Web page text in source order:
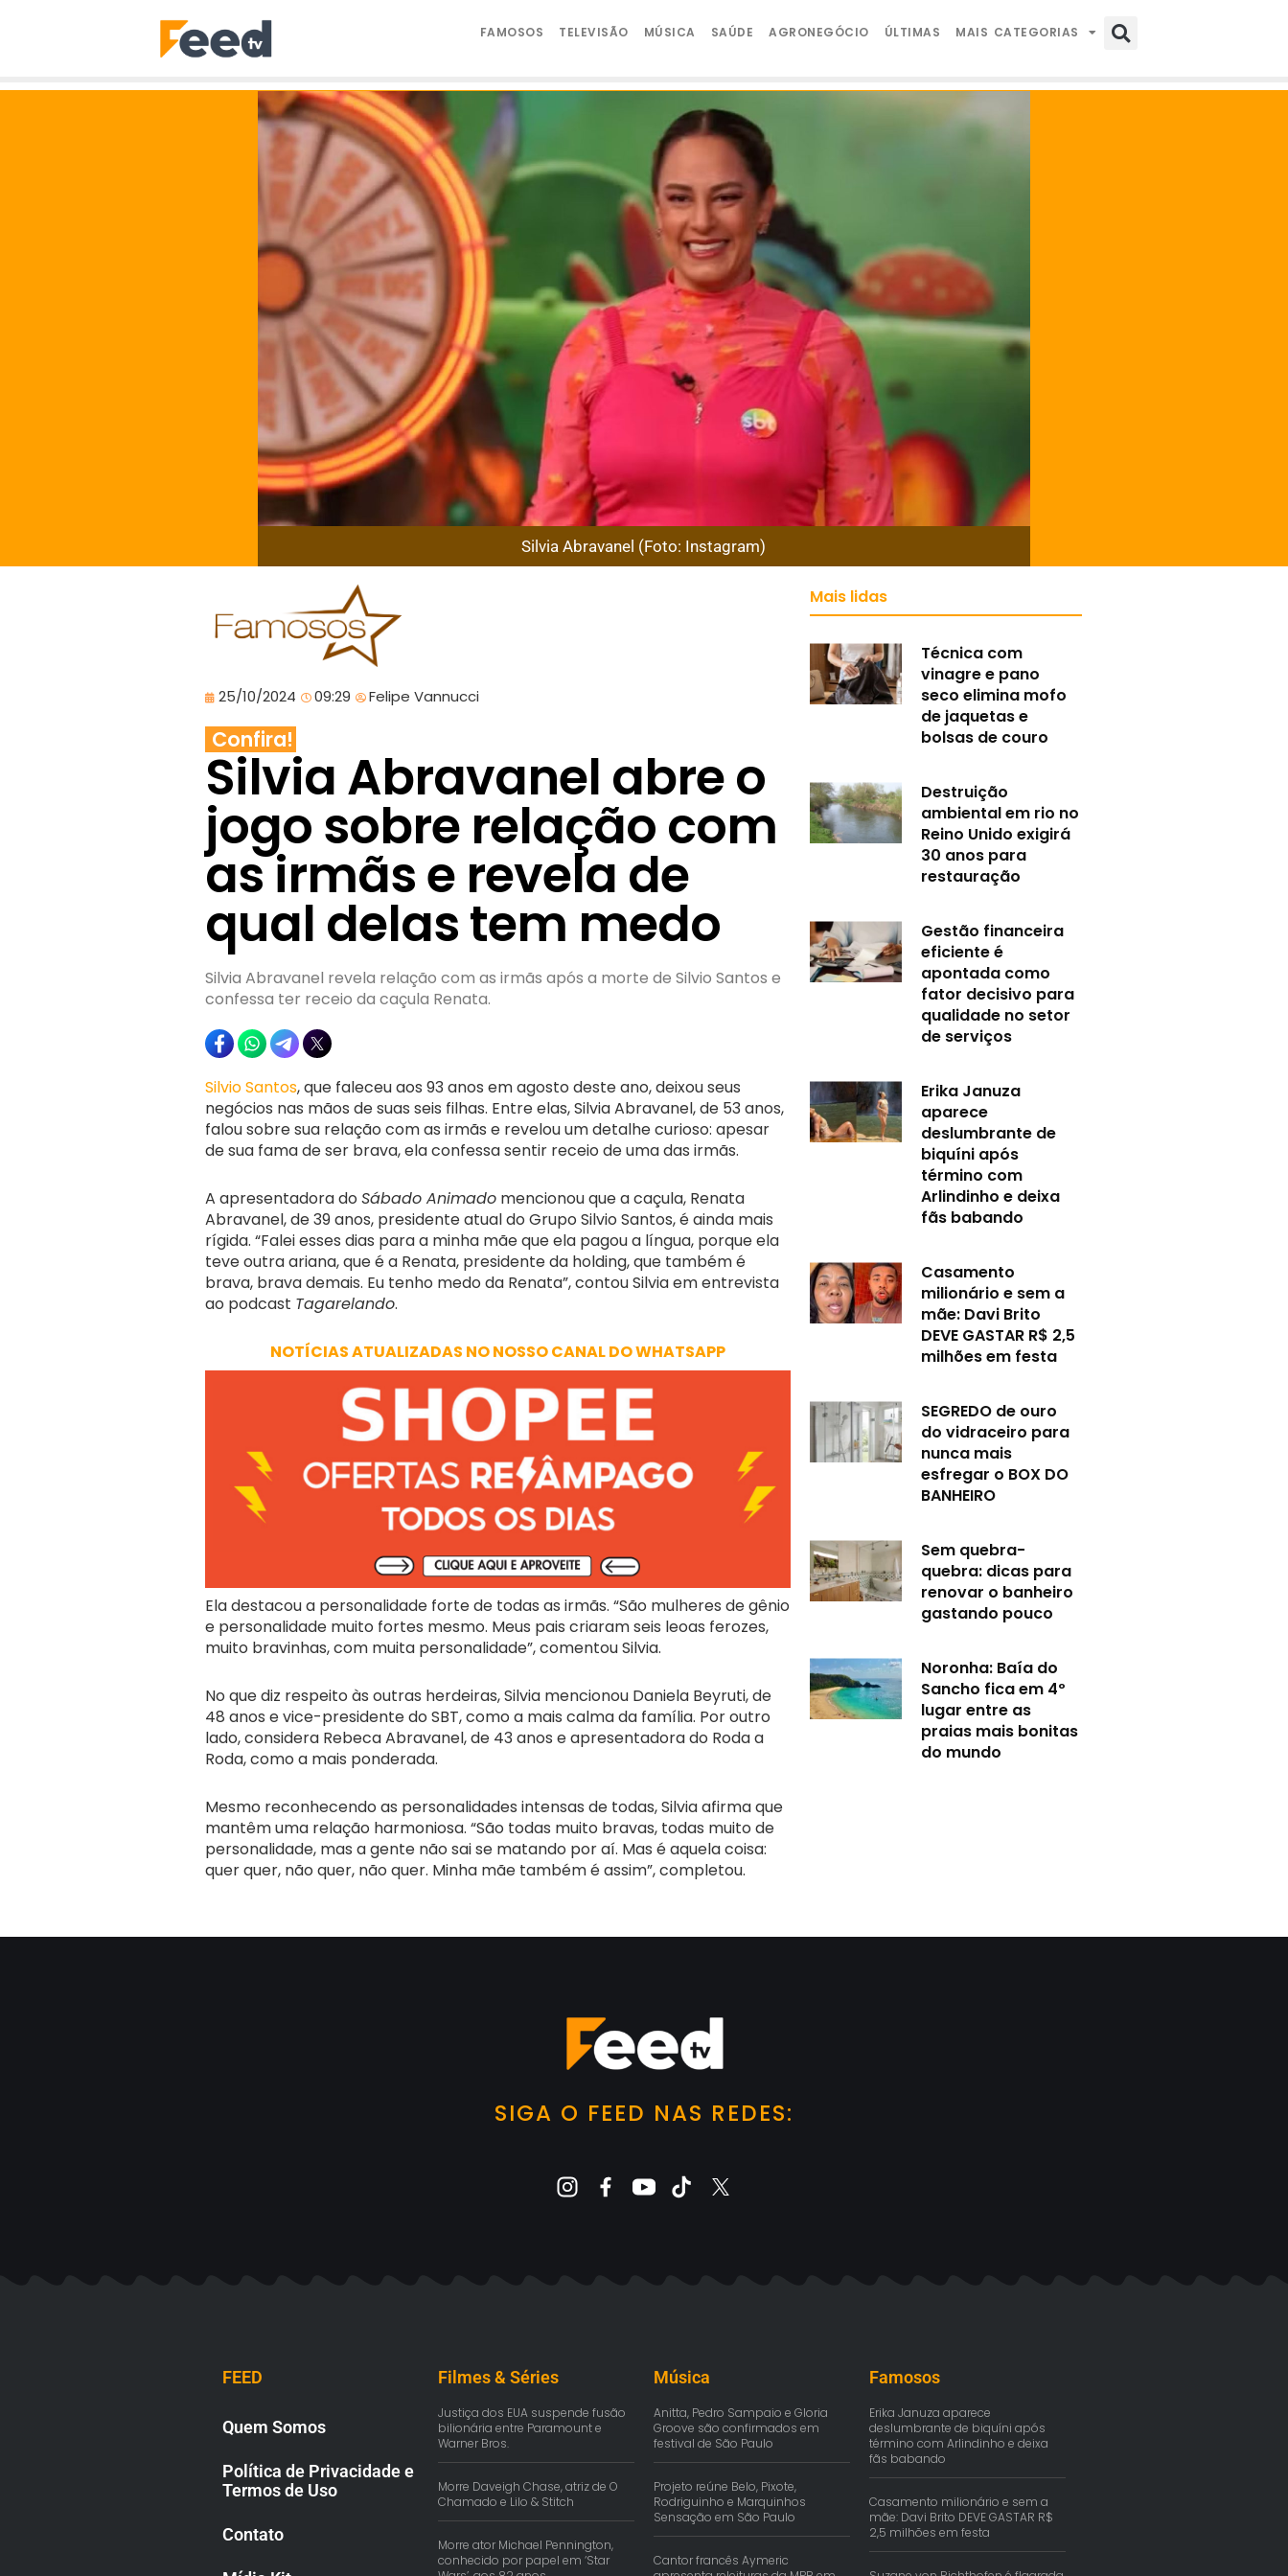
FAMOSOS TELEVISÃO MÚSICA SAÚDE AGRONEGÓCIO ÚLTIMAS MAIS CATEGORIAS
Silvia Abravanel (Foto: Instagram)
25/10/2024 09:29 Felipe Vannucci
Confira!
Silvia Abravanel abre o
jogo sobre relação com
as irmãs e revela de
qual delas tem medo
Silvia Abravanel revela relação com as irmãs após a morte de Silvio Santos e
confessa ter receio da caçula Renata.
Silvio Santos, que faleceu aos 93 anos em agosto deste ano, deixou seus
negócios nas mãos de suas seis filhas. Entre elas, Silvia Abravanel, de 53 anos,
falou sobre sua relação com as irmãs e revelou um detalhe curioso: apesar
de sua fama de ser brava, ela confessa sentir receio de uma das irmãs.
A apresentadora do Sábado Animado mencionou que a caçula, Renata
Abravanel, de 39 anos, presidente atual do Grupo Silvio Santos, é ainda mais
rígida. “Falei esses dias para a minha mãe que ela pagou a língua, porque ela
teve outra ariana, que é a Renata, presidente da holding, que também é
brava, brava demais. Eu tenho medo da Renata”, contou Silvia em entrevista
ao podcast Tagarelando.
NOTÍCIAS ATUALIZADAS NO NOSSO CANAL DO WHATSAPP
Ela destacou a personalidade forte de todas as irmãs. “São mulheres de gênio
e personalidade muito fortes mesmo. Meus pais criaram seis leoas ferozes,
muito bravinhas, com muita personalidade”, comentou Silvia.
No que diz respeito às outras herdeiras, Silvia mencionou Daniela Beyruti, de
48 anos e vice-presidente do SBT, como a mais calma da família. Por outro
lado, considera Rebeca Abravanel, de 43 anos e apresentadora do Roda a
Roda, como a mais ponderada.
Mesmo reconhecendo as personalidades intensas de todas, Silvia afirma que
mantêm uma relação harmoniosa. “São todas muito bravas, todas muito de
personalidade, mas a gente não sai se matando por aí. Mas é aquela coisa:
quer quer, não quer, não quer. Minha mãe também é assim”, completou.
Mais lidas
Técnica com
vinagre e pano
seco elimina mofo
de jaquetas e
bolsas de couro
Destruição
ambiental em rio no
Reino Unido exigirá
30 anos para
restauração
Gestão financeira
eficiente é
apontada como
fator decisivo para
qualidade no setor
de serviços
Erika Januza
aparece
deslumbrante de
biquíni após
término com
Arlindinho e deixa
fãs babando
Casamento
milionário e sem a
mãe: Davi Brito
DEVE GASTAR R$ 2,5
milhões em festa
SEGREDO de ouro
do vidraceiro para
nunca mais
esfregar o BOX DO
BANHEIRO
Sem quebra-
quebra: dicas para
renovar o banheiro
gastando pouco
Noronha: Baía do
Sancho fica em 4º
lugar entre as
praias mais bonitas
do mundo
SIGA O FEED NAS REDES:
FEED
Quem Somos
Política de Privacidade e
Termos de Uso
Contato
Filmes & Séries
Justiça dos EUA suspende fusão
bilionária entre Paramount e
Warner Bros.
Morre Daveigh Chase, atriz de O
Chamado e Lilo & Stitch
Morre ator Michael Pennington,
conhecido por papel em ‘Star
Música
Anitta, Pedro Sampaio e Gloria
Groove são confirmados em
festival de São Paulo
Projeto reúne Belo, Pixote,
Rodriguinho e Marquinhos
Sensação em São Paulo
Cantor francês Aymeric
Famosos
Erika Januza aparece
deslumbrante de biquíni após
término com Arlindinho e deixa
fãs babando
Casamento milionário e sem a
mãe: Davi Brito DEVE GASTAR R$
2,5 milhões em festa